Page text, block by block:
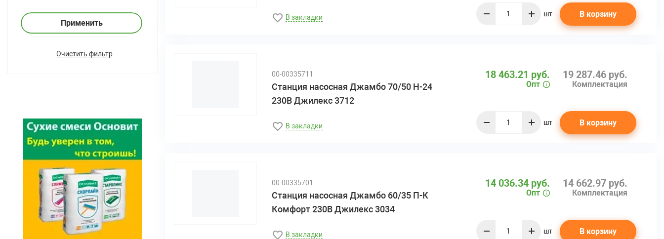
Применить
Очистить фильтр
В закладки шт В корзину
00-00335711
Станция насосная Джамбо 70/50 Н-24
230В Джилекс 3712
В закладки
19 287.46 руб.
Комплектация
18 463.21 руб.
Опт
шт В корзину
00-00335701
Станция насосная Джамбо 60/35 П-К
Комфорт 230В Джилекс 3034
В закладки
14 662.97 руб.
Комплектация
14 036.34 руб.
Опт
шт В корзину